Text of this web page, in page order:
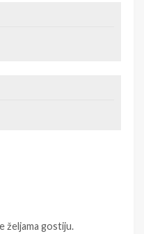
željama gostiju.